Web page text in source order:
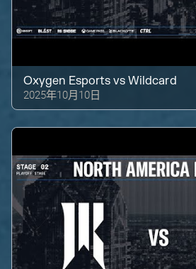
Oxygen Esports vsWildcard
2025年10月10日